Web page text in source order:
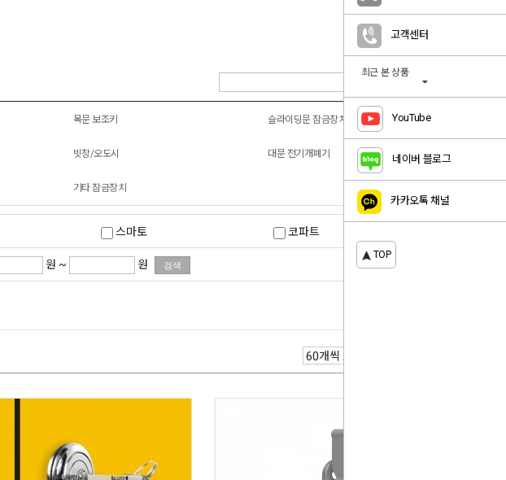
고객센터
최근 본 상품
YouTube
네이버 블로그
카카오톡 채널
TOP
목문 보조키 슬라이딩문 잠금장치
빗장/오도시 대문 전기개폐기
기타 잠금장치
스마토 코파트
원 ~ 원